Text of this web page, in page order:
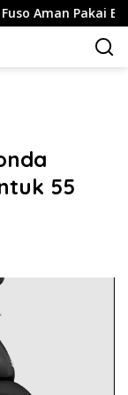
Aman Pakai
55